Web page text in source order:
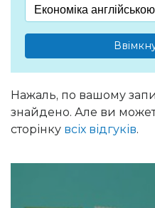
Нажаль, по вашому
знайдено. Але ви
сторінку всіх відгуків.